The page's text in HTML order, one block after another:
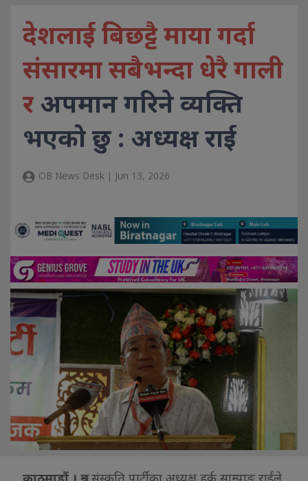
देशलाई बिछट्टै माया गर्दा
संसारमा सबैभन्दा धेरै गाली
र अपमान गरिने व्यक्ति
भएको छु : अध्यक्ष राई
OB News Desk | Jun 13, 2026
काठमाडौं । श्रम संस्कृति पार्टीका अध्यक्ष हर्क साम्पाङ राईले